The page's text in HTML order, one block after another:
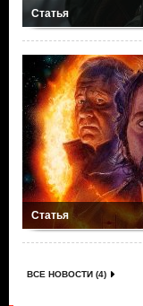
Статья
Статья
ВСЕ НОВОСТИ (4)